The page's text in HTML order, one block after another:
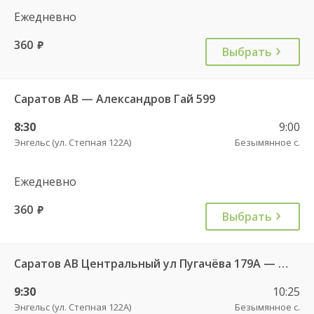
Ежедневно
360 руб. Выбрать
Саратов АВ — Александров Гай 599
8:30
Энгельс (ул. Степная 122А)
9:00
Безымянное с.
Ежедневно
360 руб. Выбрать
Саратов АВ Центральный ул Пугачёва 179А — Степное рп (ул Октябрьская 25)
9:30
Энгельс (ул. Степная 122А)
10:25
Безымянное с.